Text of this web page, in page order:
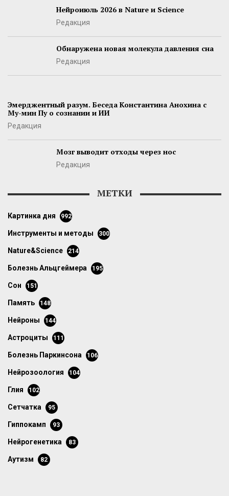
Нейроиюль 2026 в Nature и Science
Редакция
Обнаружена новая молекула давления сна
Редакция
Эмерджентный разум. Беседа Константина Анохина с
Му-мин Пу о сознании и ИИ
Редакция
Мозг выводит отходы через нос
Редакция
МЕТКИ
картинка дня 992
инструменты и методы 300
Nature&Science 214
болезнь Альцгеймера 195
сон 151
память 148
нейроны 144
астроциты 111
болезнь Паркинсона 106
нейрозоология 104
глия 102
сетчатка 95
гиппокамп 93
нейрогенетика 83
аутизм 82